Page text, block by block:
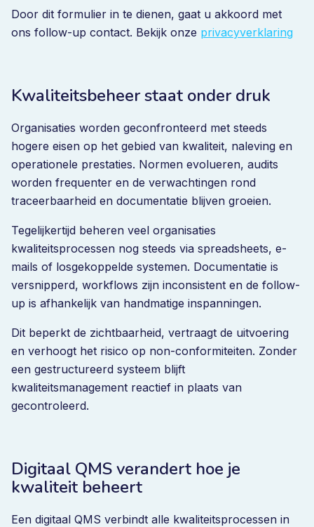
Door dit formulier in te dienen, gaat u akkoord met
ons follow-up contact. Bekijk onze privacyverklaring
Kwaliteitsbeheer staat onder druk
Organisaties worden geconfronteerd met steeds
hogere eisen op het gebied van kwaliteit, naleving en
operationele prestaties. Normen evolueren, audits
worden frequenter en de verwachtingen rond
traceerbaarheid en documentatie blijven groeien.
Tegelijkertijd beheren veel organisaties
kwaliteitsprocessen nog steeds via spreadsheets, e-
mails of losgekoppelde systemen. Documentatie is
versnipperd, workflows zijn inconsistent en de follow-
up is afhankelijk van handmatige inspanningen.
Dit beperkt de zichtbaarheid, vertraagt de uitvoering
en verhoogt het risico op non-conformiteiten. Zonder
een gestructureerd systeem blijft
kwaliteitsmanagement reactief in plaats van
gecontroleerd.
Digitaal QMS verandert hoe je
kwaliteit beheert
Een digitaal QMS verbindt alle kwaliteitsprocessen in